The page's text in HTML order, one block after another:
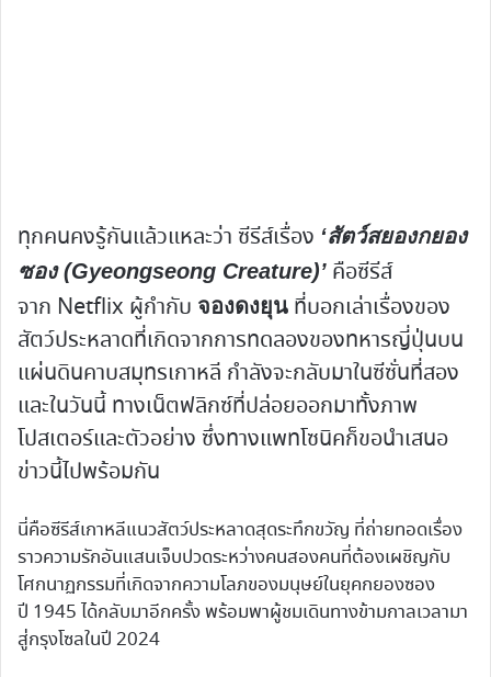
ทุกคนคงรู้กันแล้วแหละว่า ซีรีส์เรื่อง ‘สัตว์สยองกยอง
ซอง (Gyeongseong Creature)’ คือซีรีส์
จาก Netflix ผู้กำกับ จองดงยุน ที่บอกเล่าเรื่องของ
สัตว์ประหลาดที่เกิดจากการทดลองของทหารญี่ปุ่นบน
แผ่นดินคาบสมุทรเกาหลี กำลังจะกลับมาในซีซั่นที่สอง
และในวันนี้ ทางเน็ตฟลิกซ์ที่ปล่อยออกมาทั้งภาพ
โปสเตอร์และตัวอย่าง ซึ่งทางแพทโซนิคก็ขอนำเสนอ
ข่าวนี้ไปพร้อมกัน
นี่คือซีรีส์เกาหลีแนวสัตว์ประหลาดสุดระทึกขวัญ ที่ถ่ายทอดเรื่อง
ราวความรักอันแสนเจ็บปวดระหว่างคนสองคนที่ต้องเผชิญกับ
โศกนาฏกรรมที่เกิดจากความโลภของมนุษย์ในยุคกยองซอง
ปี 1945 ได้กลับมาอีกครั้ง พร้อมพาผู้ชมเดินทางข้ามกาลเวลามา
สู่กรุงโซลในปี 2024